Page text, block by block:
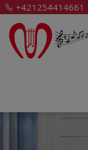
+421254414661